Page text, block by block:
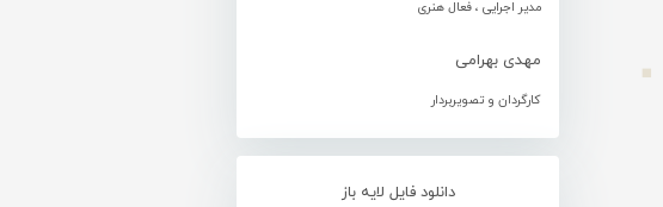
مدیر اجرایی ، فعال هنری
مهدی بهرامی
کارگردان و تصویربردار
دانلود فایل لایه باز